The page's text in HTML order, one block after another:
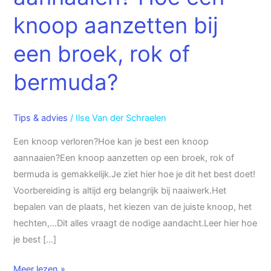
knoop aanzetten bij
een broek, rok of
bermuda?
Tips & advies / Ilse Van der Schraelen
Een knoop verloren?Hoe kan je best een knoop
aannaaien?Een knoop aanzetten op een broek, rok of
bermuda is gemakkelijk.Je ziet hier hoe je dit het best doet!
Voorbereiding is altijd erg belangrijk bij naaiwerk.Het
bepalen van de plaats, het kiezen van de juiste knoop, het
hechten,…Dit alles vraagt de nodige aandacht.Leer hier hoe
je best […]